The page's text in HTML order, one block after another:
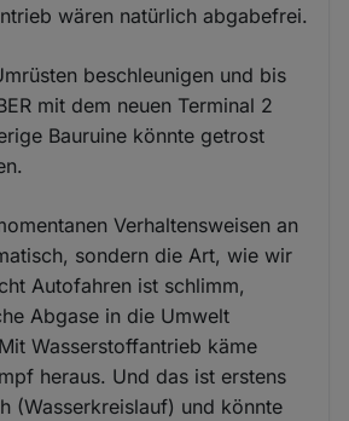
wären natürlich abgabefrei.
beschleunigen und bis
mit dem neuen Terminal 2
Bauruine könnte getrost
Verhaltensweisen an
sondern die Art, wie wir
Autofahren ist schlimm,
Abgase in die Umwelt
Wasserstoffantrieb käme
heraus. Und das ist erstens
(Wasserkreislauf) und könnte